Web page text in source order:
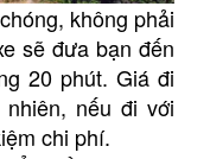
không phải
sẽ đưa bạn đến
20 phút. Giá đi
nếu đi với
chi phí.